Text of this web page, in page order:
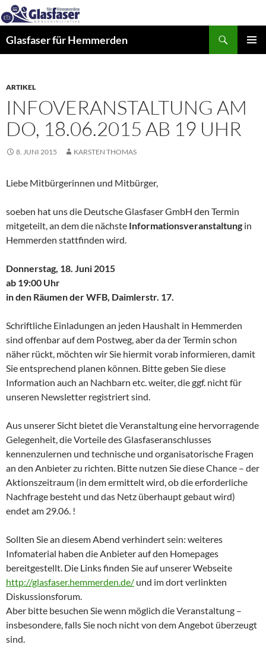
Zum
Inhalt
springen
Glasfaser für Hemmerden
ARTIKEL
INFOVERANSTALTUNG AM
DO, 18.06.2015 AB 19 UHR
8. JUNI 2015 KARSTEN THOMAS
Liebe Mitbürgerinnen und Mitbürger,
soeben hat uns die Deutsche Glasfaser GmbH den Termin
mitgeteilt, an dem die nächste Informationsveranstaltung in
Hemmerden stattfinden wird.
Donnerstag, 18. Juni 2015
ab 19:00 Uhr
in den Räumen der WFB, Daimlerstr. 17.
Schriftliche Einladungen an jeden Haushalt in Hemmerden
sind offenbar auf dem Postweg, aber da der Termin schon
näher rückt, möchten wir Sie hiermit vorab informieren, damit
Sie entsprechend planen können. Bitte geben Sie diese
Information auch an Nachbarn etc. weiter, die ggf. nicht für
unseren Newsletter registriert sind.
Aus unserer Sicht bietet die Veranstaltung eine hervorragende
Gelegenheit, die Vorteile des Glasfaseranschlusses
kennenzulernen und technische und organisatorische Fragen
an den Anbieter zu richten. Bitte nutzen Sie diese Chance – der
Aktionszeitraum (in dem ermittelt wird, ob die erforderliche
Nachfrage besteht und das Netz überhaupt gebaut wird)
endet am 29.06. !
Sollten Sie an diesem Abend verhindert sein: weiteres
Infomaterial haben die Anbieter auf den Homepages
bereitgestellt. Die Links finden Sie auf unserer Webseite
http://glasfaser.hemmerden.de/ und im dort verlinkten
Diskussionsforum.
Aber bitte besuchen Sie wenn möglich die Veranstaltung –
insbesondere, falls Sie noch nicht von dem Angebot überzeugt
sind.